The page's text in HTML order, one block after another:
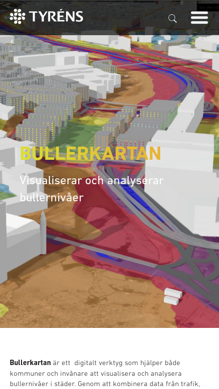
Bullerkartan
Construction
Nyheter
Kontakta oss
Webbinarium
BULLERKARTAN
Visualiserar och analyserar
bullernivåer
Bullerkartan är ett digitalt verktyg som hjälper både
kommuner och invånare att visualisera och analysera
bullernivåer i städer. Genom att kombinera data från trafik,